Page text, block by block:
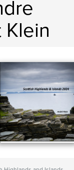
Klein